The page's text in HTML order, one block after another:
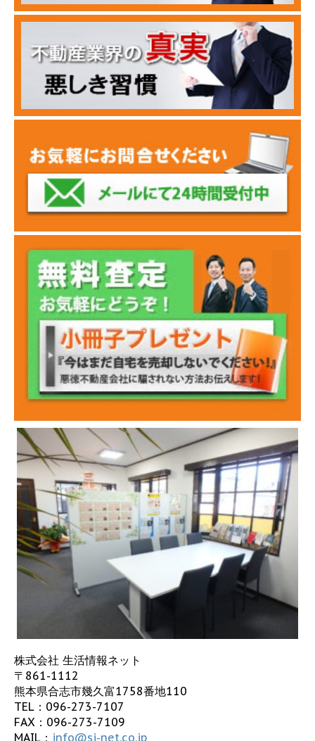
株式会社 生活情報ネット
〒861-1112
熊本県合志市幾久富1758番地110
TEL： 096-273-7107
FAX：096-273-7109
MAIL： info@sj-net.co.jp